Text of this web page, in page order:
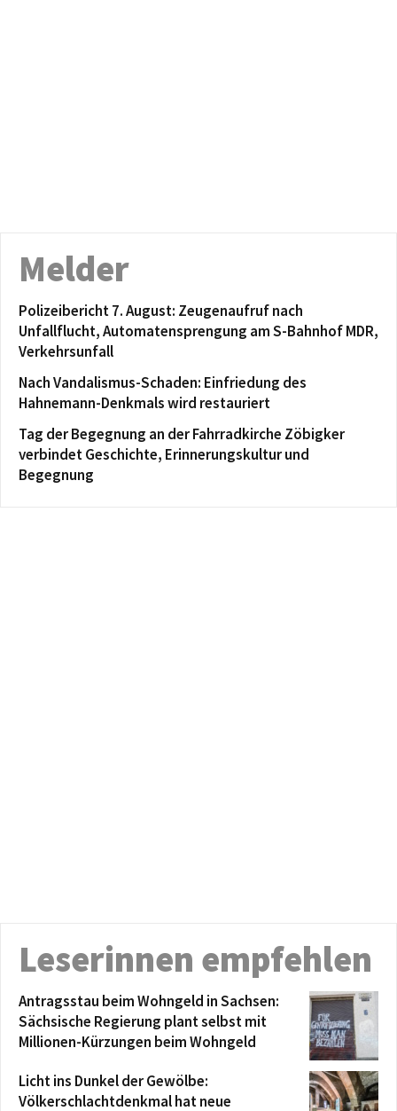
Melder
Polizeibericht 7. August: Zeugenaufruf nach
Unfallflucht, Automatensprengung am S-Bahnhof MDR,
Verkehrsunfall
Nach Vandalismus-Schaden: Einfriedung des
Hahnemann-Denkmals wird restauriert
Tag der Begegnung an der Fahrradkirche Zöbigker
verbindet Geschichte, Erinnerungskultur und
Begegnung
Leserinnen empfehlen
Antragsstau beim Wohngeld in Sachsen:
Sächsische Regierung plant selbst mit
Millionen-Kürzungen beim Wohngeld
Licht ins Dunkel der Gewölbe:
Völkerschlachtdenkmal hat neue